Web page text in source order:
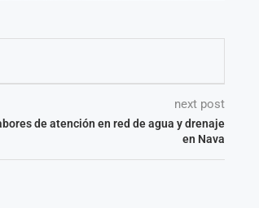
next post
de atención en red de agua y drenaje
en Nava